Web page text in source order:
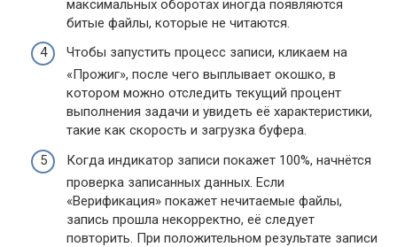
максимальных оборотах иногда появляются
битые файлы, которые не читаются.
Чтобы запустить процесс записи, кликаем на
«Прожиг», после чего выплывает окошко, в
котором можно отследить текущий процент
выполнения задачи и увидеть её характеристики,
такие как скорость и загрузка буфера.
Когда индикатор записи покажет 100%, начнётся
проверка записанных данных. Если
«Верификация» покажет нечитаемые файлы,
запись прошла некорректно, её следует
повторить. При положительном результате записи